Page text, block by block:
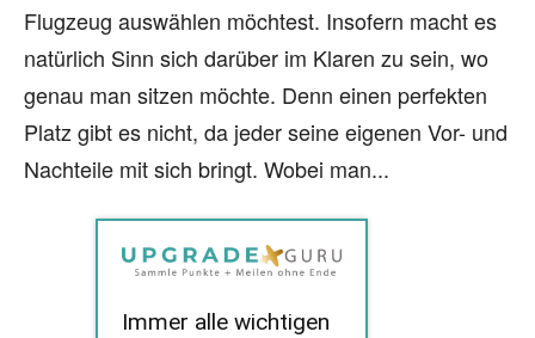
Flugzeug auswählen möchtest. Insofern macht es
natürlich Sinn sich darüber im Klaren zu sein, wo
genau man sitzen möchte. Denn einen perfekten
Platz gibt es nicht, da jeder seine eigenen Vor- und
Nachteile mit sich bringt. Wobei man...
Immer alle wichtigen